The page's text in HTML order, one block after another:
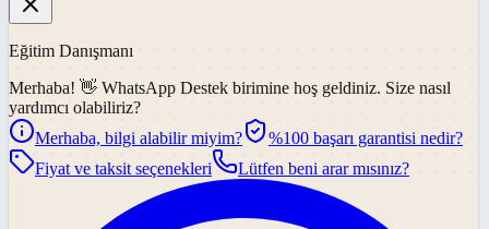
Eğitim Danışmanı
Merhaba! 👋 WhatsApp Destek birimine hoş geldiniz. Size nasıl
yardımcı olabiliriz?
Merhaba, bilgi alabilir miyim?
%100 başarı garantisi nedir?
Fiyat ve taksit seçenekleri
Lütfen beni arar mısınız?